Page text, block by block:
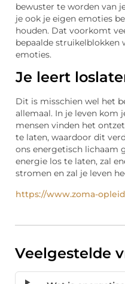
bewuster te worden van
je ook je eigen emoties
houden. Dat voorkomt
bepaalde struikelblokken
emoties.
Je leert
Dit is misschien wel het
allemaal. In je leven kom
mensen vinden het
te laten, waardoor dit
ons energetisch lichaam
energie los te laten, zal
stromen en zal je leven
https://www.zoma-
Veelgestelde